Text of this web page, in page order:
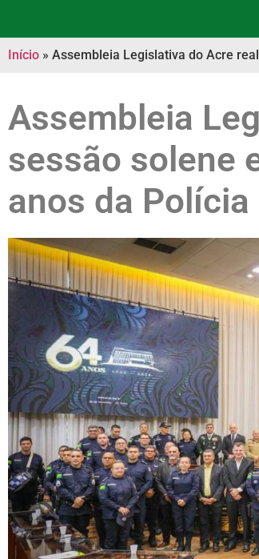
Início » Assembleia Legislativa do Acre
Assembleia
sessão solene
anos da